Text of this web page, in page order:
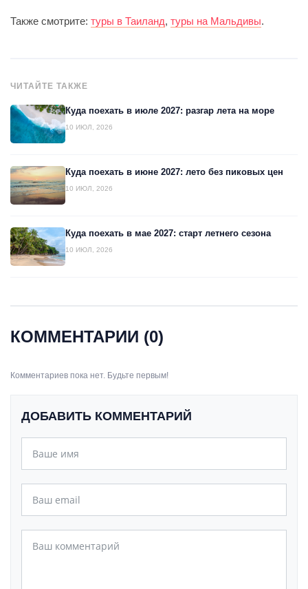
Также смотрите: туры в Таиланд, туры на Мальдивы.
ЧИТАЙТЕ ТАКЖЕ
Куда поехать в июле 2027: разгар лета на море
10 ИЮЛ, 2026
Куда поехать в июне 2027: лето без пиковых цен
10 ИЮЛ, 2026
Куда поехать в мае 2027: старт летнего сезона
10 ИЮЛ, 2026
КОММЕНТАРИИ (0)
Комментариев пока нет. Будьте первым!
ДОБАВИТЬ КОММЕНТАРИЙ